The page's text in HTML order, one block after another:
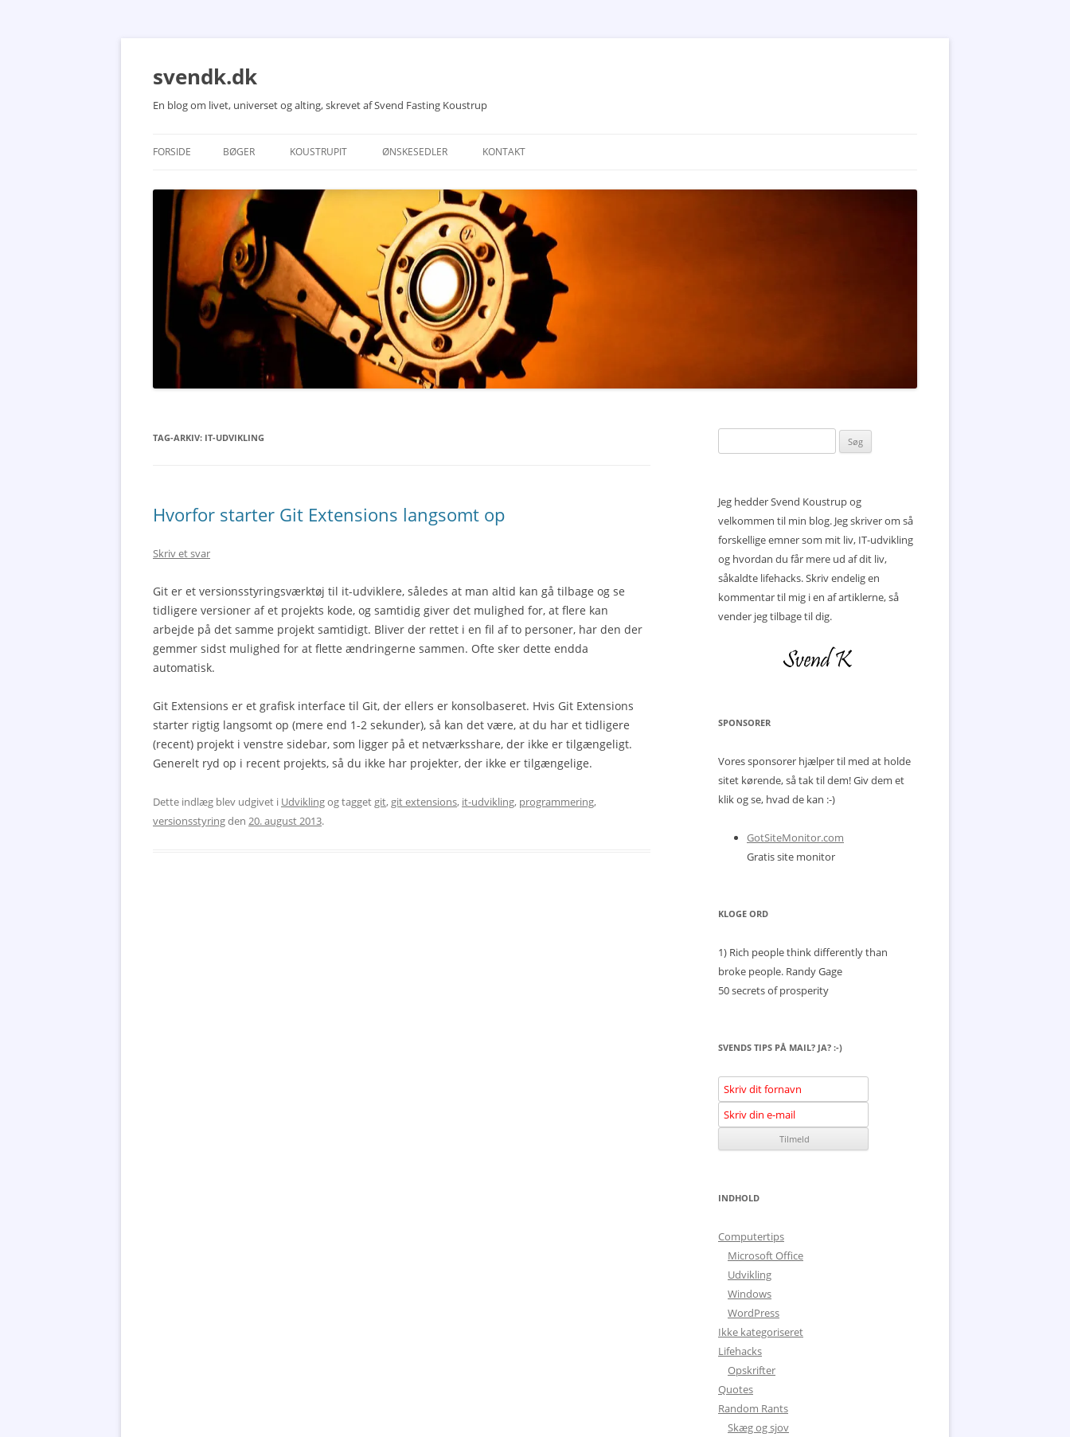
svendk.dk
En blog om livet, universet og alting, skrevet af Svend Fasting Koustrup
FORSIDE BØGER KOUSTRUPIT ØNSKESEDLER KONTAKT
TAG-ARKIV: IT-UDVIKLING
Hvorfor starter Git Extensions langsomt op
Skriv et svar
Git er et versionsstyringsværktøj til it-udviklere, således at man altid kan gå tilbage og se
tidligere versioner af et projekts kode, og samtidig giver det mulighed for, at flere kan
arbejde på det samme projekt samtidigt. Bliver der rettet i en fil af to personer, har den der
gemmer sidst mulighed for at flette ændringerne sammen. Ofte sker dette endda
automatisk.
Git Extensions er et grafisk interface til Git, der ellers er konsolbaseret. Hvis Git Extensions
starter rigtig langsomt op (mere end 1-2 sekunder), så kan det være, at du har et tidligere
(recent) projekt i venstre sidebar, som ligger på et netværksshare, der ikke er tilgængeligt.
Generelt ryd op i recent projekts, så du ikke har projekter, der ikke er tilgængelige.
Dette indlæg blev udgivet i Udviklingog tagget git, git extensions, it-udvikling, programmering,
versionsstyringden 20. august 2013.
efter:
Jeg hedder Svend Koustrup og
velkommen til min blog. Jeg skriver om så
forskellige emner som mit liv, IT-udvikling
og hvordan du får mere ud af dit liv,
såkaldte lifehacks. Skriv endelig en
kommentar til mig i en af artiklerne, så
vender jeg tilbage til dig.
SPONSORER
Vores sponsorer hjælper til med at holde
sitet kørende, så tak til dem! Giv dem et
klik og se, hvad de kan :-)
GotSiteMonitor.com
Gratis site monitor
KLOGE ORD
1) Rich people think differently than
broke people. Randy Gage
50 secrets of prosperity
SVENDS TIPS PÅ MAIL? JA? :-)
INDHOLD
Computertips
Microsoft Office
Udvikling
Windows
WordPress
Ikke kategoriseret
Lifehacks
Opskrifter
Quotes
Random Rants
Skæg og sjov